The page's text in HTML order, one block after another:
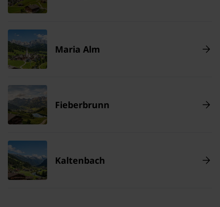
Maria Alm
Fieberbrunn
Kaltenbach